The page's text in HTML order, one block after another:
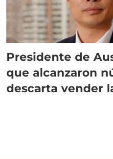
Presidente de
que alcanzaron
descarta vender